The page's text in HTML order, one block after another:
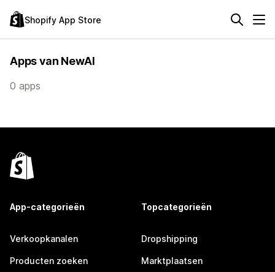
Shopify App Store
Apps van NewAI
0 apps
App-categorieën
Verkoopkanalen
Producten zoeken
Topcategorieën
Dropshipping
Marktplaatsen